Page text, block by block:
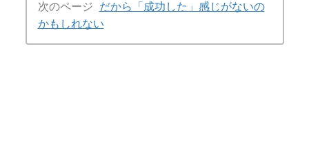
次のページ
だから「成功した」感じがないの
かもしれない